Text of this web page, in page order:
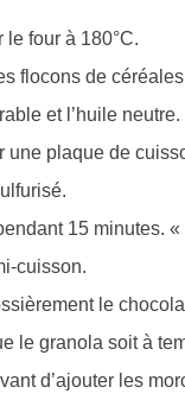
le four à 180°C.
flocons de
et l’huile neutre.
une plaque de
15 minutes.
cuisson.
le
le granola soit à
d’ajouter les